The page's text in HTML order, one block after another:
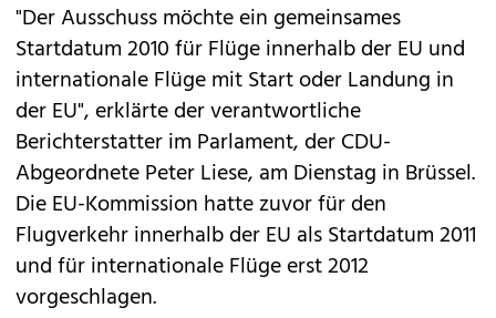
"Der Ausschuss möchte ein gemeinsames
Startdatum 2010 für Flüge innerhalb der EU und
internationale Flüge mit Start oder Landung in
der EU", erklärte der verantwortliche
Berichterstatter im Parlament, der CDU-
Abgeordnete Peter Liese, am Dienstag in Brüssel.
Die EU-Kommission hatte zuvor für den
Flugverkehr innerhalb der EU als Startdatum 2011
und für internationale Flüge erst 2012
vorgeschlagen.